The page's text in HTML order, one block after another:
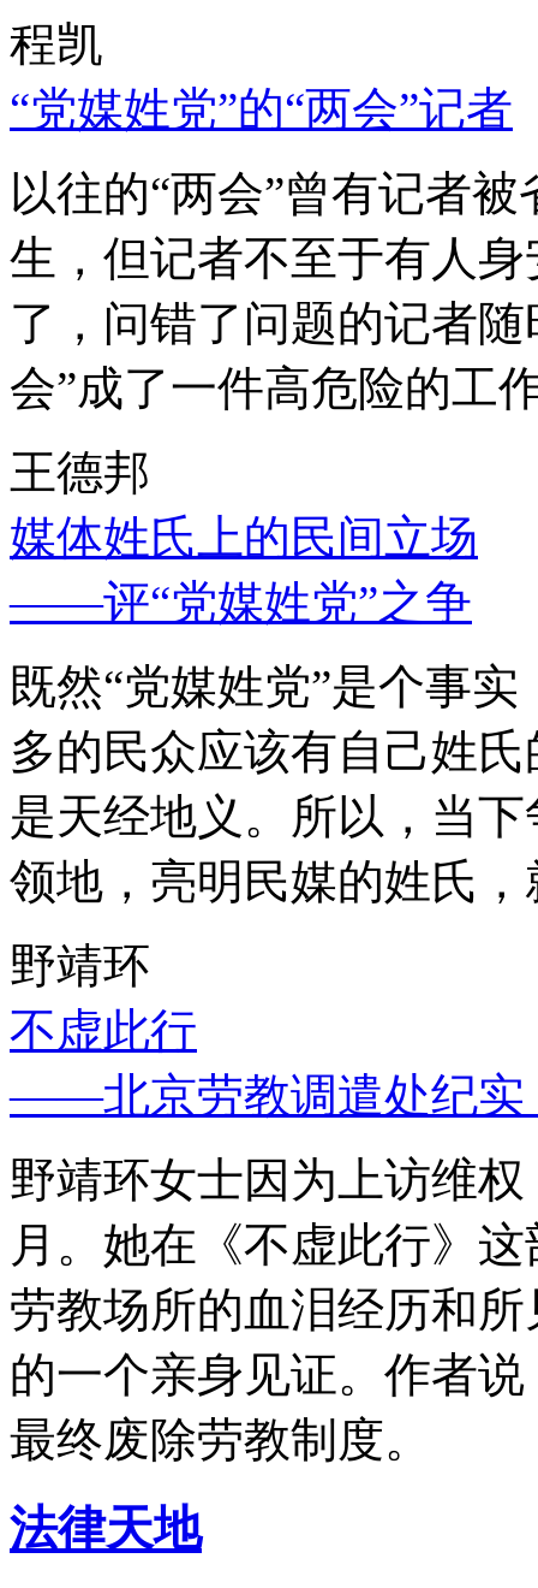
程凯
“党媒姓党”的“两会”记者
以往的“两会”曾有记者
生，但记者不至于有人
了，问错了问题的记者
会”成了一件高危险的工
王德邦
媒体姓氏上的民间立场
——评“党媒姓党”之争
既然“党媒姓党”是个事
多的民众应该有自己姓
是天经地义。所以，当
领地，亮明民媒的姓氏
野靖环
不虚此行
——北京劳教调遣处纪实
野靖环女士因为上访维
月。她在《不虚此行》
劳教场所的血泪经历和
的一个亲身见证。作者
最终废除劳教制度。
法律天地